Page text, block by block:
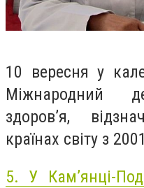
10 вересня у
Міжнародний
здоров’я,
країнах світу з
5. У Кам’янці-